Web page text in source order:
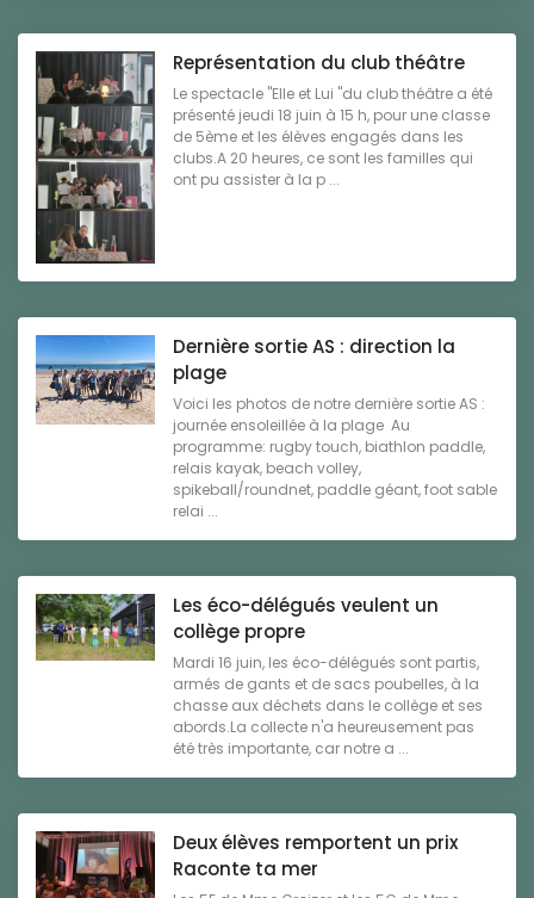
Représentation du club théâtre
Le spectacle "Elle et Lui "du club théâtre a été
présenté jeudi 18 juin à 15 h, pour une classe
de 5ème et les élèves engagés dans les
clubs.A 20 heures, ce sont les familles qui
ont pu assister à la p ...
Dernière sortie AS : direction la
plage
Voici les photos de notre dernière sortie AS :
journée ensoleillée à la plage Au
programme: rugby touch, biathlon paddle,
relais kayak, beach volley,
spikeball/roundnet, paddle géant, foot sable
relai ...
Les éco-délégués veulent un
collège propre
Mardi 16 juin, les éco-délégués sont partis,
armés de gants et de sacs poubelles, à la
chasse aux déchets dans le collège et ses
abords.La collecte n'a heureusement pas
été très importante, car notre a ...
Deux élèves remportent un prix
Raconte ta mer